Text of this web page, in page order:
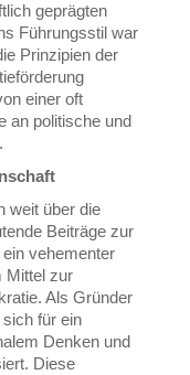
geprägten
Führungsstil war
Prinzipien der
einer oft
an politische und
weit über die
Beiträge zur
vehementer
Mittel zur
Als Gründer
für ein
Denken und
Diese